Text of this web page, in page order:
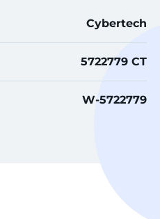
Cybertech
5722779 CT
W-5722779